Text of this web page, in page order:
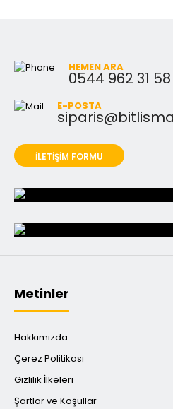
HEMEN ARA
0544 962 31 58
E-POSTA
İLETİŞİM FORMU
Metinler
Hakkımızda
Çerez Politikası
Gizlilik İlkeleri
Şartlar ve Koşullar